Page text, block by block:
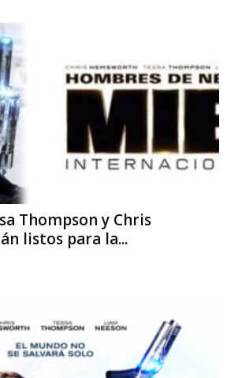
Thompson y Chris
listos para la...